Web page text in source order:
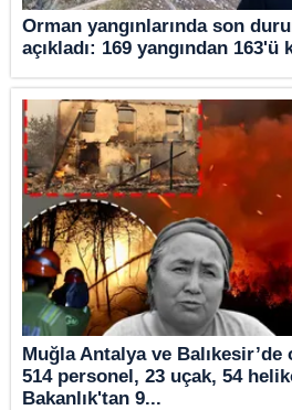
Orman yangınlarında son
açıkladı: 169 yangından 163'ü
Muğla Antalya ve Balıkesir’de
514 personel, 23 uçak, 54
Bakanlık'tan 9...